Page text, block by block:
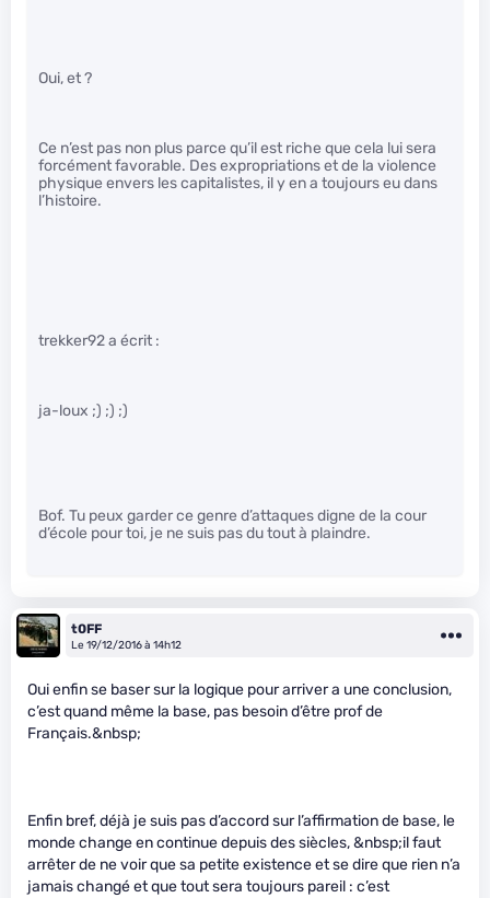
Oui, et ?
Ce n’est pas non plus parce qu’il est riche que cela lui sera
forcément favorable. Des expropriations et de la violence
physique envers les capitalistes, il y en a toujours eu dans
l’histoire.
trekker92 a écrit :
ja-loux ;) ;) ;)
Bof. Tu peux garder ce genre d’attaques digne de la cour
d’école pour toi, je ne suis pas du tout à plaindre.
t0FF
Le 19/12/2016 à 14h12
Oui enfin se baser sur la logique pour arriver a une conclusion,
c’est quand même la base, pas besoin d’être prof de
Français.&nbsp;
Enfin bref, déjà je suis pas d’accord sur l’affirmation de base, le
monde change en continue depuis des siècles, &nbsp;il faut
arrêter de ne voir que sa petite existence et se dire que rien n’a
jamais changé et que tout sera toujours pareil : c’est